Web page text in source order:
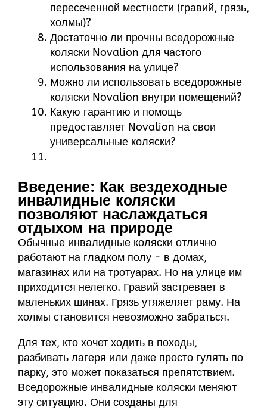
пересеченной местности (гравий, грязь,
холмы)?
Достаточно ли прочны вседорожные
коляски Novalion для частого
использования на улице?
Можно ли использовать вседорожные
коляски Novalion внутри помещений?
Какую гарантию и помощь
предоставляет Novalion на свои
универсальные коляски?
Введение: Как вездеходные
инвалидные коляски
позволяют наслаждаться
отдыхом на природе
Обычные инвалидные коляски отлично
работают на гладком полу - в домах,
магазинах или на тротуарах. Но на улице им
приходится нелегко. Гравий застревает в
маленьких шинах. Грязь утяжеляет раму. На
холмы становится невозможно забраться.
Для тех, кто хочет ходить в походы,
разбивать лагеря или даже просто гулять по
парку, это может показаться препятствием.
Вседорожные инвалидные коляски меняют
эту ситуацию. Они созданы для